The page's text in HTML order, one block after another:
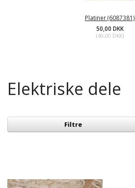
Platiner (6087381)
50,00 DKK
(40,00 DKK)
Elektriske dele
Filtre